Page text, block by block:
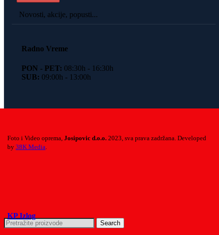
Novosti, akcije, popusti...
Radno Vreme
PON - PET: 08:30h - 16:30h
SUB: 09:00h - 13:00h
Foto i Video oprema, Josipovic d.o.o. 2023, sva prava zadržana. Developed
by 38K Media
KP Izlog
Search